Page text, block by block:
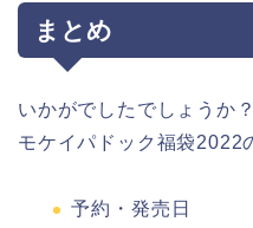
まとめ
いかがでしたでしょうか？
モケイパドック福袋2022
予約・発売日